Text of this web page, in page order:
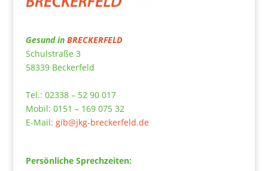
Gesund in BRECKERFELD
Schulstraße 3
58339 Beckerfeld
Tel.: 02338 – 52 90 017
Mobil: 0151 – 169 075 32
E-Mail: gib@jkg-breckerfeld.de
Persönliche Sprechzeiten: